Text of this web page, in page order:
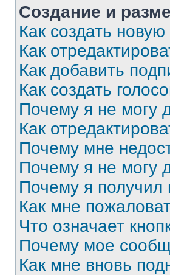
Создание и
Как создать
Как
Как добавить
Как создать
Почему я не могу
Как
Почему мне
Почему я не могу
Почему я
Как мне
Что означает
Почему мое
Как мне вновь